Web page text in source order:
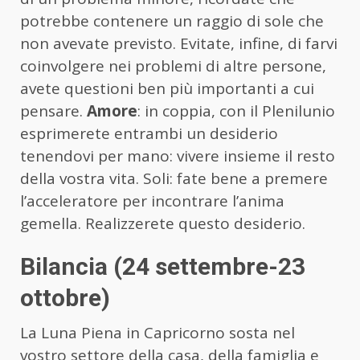
potrebbe contenere un raggio di sole che
non avevate previsto. Evitate, infine, di farvi
coinvolgere nei problemi di altre persone,
avete questioni ben più importanti a cui
pensare. Amore: in coppia, con il Plenilunio
esprimerete entrambi un desiderio
tenendovi per mano: vivere insieme il resto
della vostra vita. Soli: fate bene a premere
l’acceleratore per incontrare l’anima
gemella. Realizzerete questo desiderio.
Bilancia (24 settembre-23
ottobre)
La Luna Piena in Capricorno sosta nel
vostro settore della casa, della famiglia e